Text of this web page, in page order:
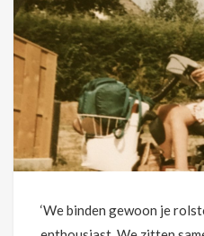
‘We binden gewoon je